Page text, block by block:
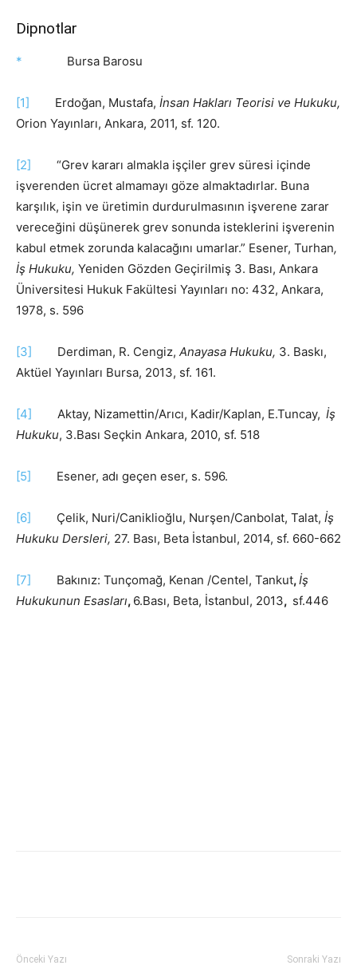
Dipnotlar
* Bursa Barosu
[1] Erdoğan, Mustafa, İnsan Hakları Teorisi ve Hukuku,
Orion Yayınları, Ankara, 2011, sf. 120.
[2] “Grev kararı almakla işçiler grev süresi içinde
işverenden ücret almamayı göze almaktadırlar. Buna
karşılık, işin ve üretimin durdurulmasının işverene zarar
vereceğini düşünerek grev sonunda isteklerini işverenin
kabul etmek zorunda kalacağını umarlar.” Esener, Turhan,
İş Hukuku, Yeniden Gözden Geçirilmiş 3. Bası, Ankara
Üniversitesi Hukuk Fakültesi Yayınları no: 432, Ankara,
1978, s. 596
[3] Derdiman, R. Cengiz, Anayasa Hukuku, 3. Baskı,
Aktüel Yayınları Bursa, 2013, sf. 161.
[4] Aktay, Nizamettin/Arıcı, Kadir/Kaplan, E.Tuncay, İş
Hukuku, 3.Bası Seçkin Ankara, 2010, sf. 518
[5] Esener, adı geçen eser, s. 596.
[6] Çelik, Nuri/Caniklioğlu, Nurşen/Canbolat, Talat, İş
Hukuku Dersleri, 27. Bası, Beta İstanbul, 2014, sf. 660-662
[7] Bakınız: Tunçomağ, Kenan /Centel, Tankut,İş
Hukukunun Esasları, 6.Bası, Beta, İstanbul, 2013, sf.446
Önceki Yazı Sonraki Yazı